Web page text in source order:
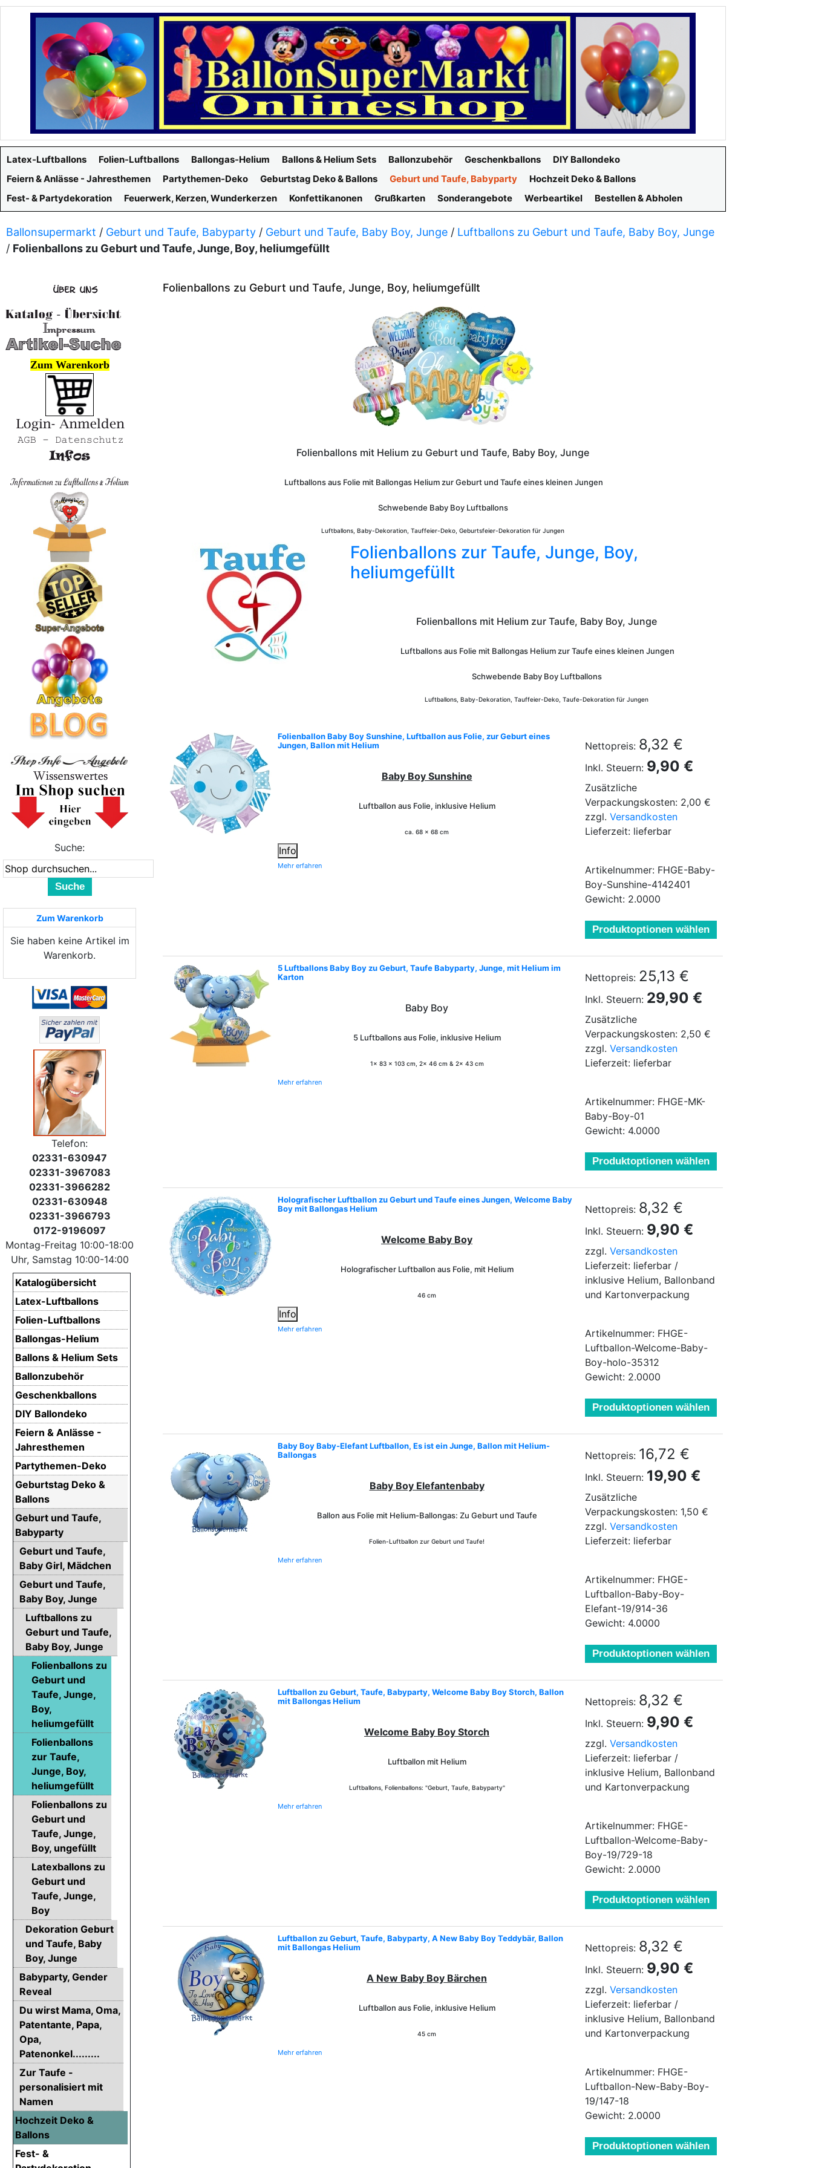
Latex-Luftballons Folien-Luftballons Ballongas-Helium Ballons & Helium Sets Ballonzubehör Geschenkballons
DIY Ballondeko
Feiern & Anlässe - Jahresthemen
Partythemen-Deko Geburtstag Deko & Ballons Geburt und Taufe, Babyparty
Hochzeit Deko & Ballons
Fest- & Partydekoration
Feuerwerk, Kerzen, Wunderkerzen Konfettikanonen Grußkarten Sonderangebote Werbeartikel Bestellen & Abholen
Ballonsupermarkt / Geburt und Taufe, Babyparty / Geburt und Taufe, Baby Boy, Junge / Luftballons zu Geburt und Taufe, Baby Boy, Junge
/ Folienballons zu Geburt und Taufe, Junge, Boy, heliumgefüllt
Folienballons zu Geburt und Taufe, Junge, Boy, heliumgefüllt
Folienballons mit Helium zu Geburt und Taufe, Baby Boy, Junge
Luftballons aus Folie mit Ballongas Helium zur Geburt und Taufe eines kleinen Jungen
Schwebende Baby Boy Luftballons
Luftballons, Baby-Dekoration, Tauffeier-Deko, Geburtsfeier-Dekoration für Jungen
Folienballons zur Taufe, Junge, Boy,
heliumgefüllt
Folienballons mit Helium zur Taufe, Baby Boy, Junge
Luftballons aus Folie mit Ballongas Helium zur Taufe eines kleinen Jungen
Schwebende Baby Boy Luftballons
Luftballons, Baby-Dekoration, Tauffeier-Deko, Taufe-Dekoration für Jungen
Folienballon Baby Boy Sunshine, Luftballon aus Folie, zur Geburt eines
Jungen, Ballon mit Helium
Baby Boy Sunshine
Luftballon aus Folie, inklusive Helium
ca. 68 x 68 cm
Info
Mehr erfahren
Nettopreis: 8,32 €
Inkl. Steuern: 9,90 €
Zusätzliche
Verpackungskosten: 2,00 €
zzgl. Versandkosten
Lieferzeit: lieferbar
Artikelnummer: FHGE-Baby-
Boy-Sunshine-4142401
Gewicht: 2.0000
Produktoptionen wählen
5 Luftballons Baby Boy zu Geburt, Taufe Babyparty, Junge, mit Helium im
Karton
Baby Boy
5 Luftballons aus Folie, inklusive Helium
1x 83 x 103 cm, 2x 46 cm & 2x 43 cm
Mehr erfahren
Nettopreis: 25,13 €
Inkl. Steuern: 29,90 €
Zusätzliche
Verpackungskosten: 2,50 €
zzgl. Versandkosten
Lieferzeit: lieferbar
Artikelnummer: FHGE-MK-
Baby-Boy-01
Gewicht: 4.0000
Produktoptionen wählen
Holografischer Luftballon zu Geburt und Taufe eines Jungen, Welcome Baby
Boy mit Ballongas Helium
Welcome Baby Boy
Holografischer Luftballon aus Folie, mit Helium
46 cm
Info
Mehr erfahren
Nettopreis: 8,32 €
Inkl. Steuern: 9,90 €
zzgl. Versandkosten
Lieferzeit: lieferbar /
inklusive Helium, Ballonband
und Kartonverpackung
Artikelnummer: FHGE-
Luftballon-Welcome-Baby-
Boy-holo-35312
Gewicht: 2.0000
Produktoptionen wählen
Baby Boy Baby-Elefant Luftballon, Es ist ein Junge, Ballon mit Helium-
Ballongas
Baby Boy Elefantenbaby
Ballon aus Folie mit Helium-Ballongas: Zu Geburt und Taufe
Folien-Luftballon zur Geburt und Taufe!
Mehr erfahren
Nettopreis: 16,72 €
Inkl. Steuern: 19,90 €
Zusätzliche
Verpackungskosten: 1,50 €
zzgl. Versandkosten
Lieferzeit: lieferbar
Artikelnummer: FHGE-
Luftballon-Baby-Boy-
Elefant-19/914-36
Gewicht: 4.0000
Produktoptionen wählen
Luftballon zu Geburt, Taufe, Babyparty, Welcome Baby Boy Storch, Ballon
mit Ballongas Helium
Welcome Baby Boy Storch
Luftballon mit Helium
Luftballons, Folienballons: "Geburt, Taufe, Babyparty"
Mehr erfahren
Nettopreis: 8,32 €
Inkl. Steuern: 9,90 €
zzgl. Versandkosten
Lieferzeit: lieferbar /
inklusive Helium, Ballonband
und Kartonverpackung
Artikelnummer: FHGE-
Luftballon-Welcome-Baby-
Boy-19/729-18
Gewicht: 2.0000
Produktoptionen wählen
Luftballon zu Geburt, Taufe, Babyparty, A New Baby Boy Teddybär, Ballon
mit Ballongas Helium
A New Baby Boy Bärchen
Luftballon aus Folie, inklusive Helium
45 cm
Mehr erfahren
Nettopreis: 8,32 €
Inkl. Steuern: 9,90 €
zzgl. Versandkosten
Lieferzeit: lieferbar /
inklusive Helium, Ballonband
und Kartonverpackung
Artikelnummer: FHGE-
Luftballon-New-Baby-Boy-
19/147-18
Gewicht: 2.0000
Produktoptionen wählen
Zum Warenkorb
Suche:
Suche
Zum Warenkorb
Sie haben keine Artikel im
Warenkorb.
Telefon:
02331-630947
02331-3967083
02331-3966282
02331-630948
02331-3966793
0172-9196097
Montag-Freitag 10:00-18:00
Uhr, Samstag 10:00-14:00
Katalogübersicht
Latex-Luftballons
Folien-Luftballons
Ballongas-Helium
Ballons & Helium Sets
Ballonzubehör
Geschenkballons
DIY Ballondeko
Feiern & Anlässe -
Jahresthemen
Partythemen-Deko
Geburtstag Deko &
Ballons
Geburt und Taufe,
Babyparty
Geburt und Taufe,
Baby Girl, Mädchen
Geburt und Taufe,
Baby Boy, Junge
Luftballons zu
Geburt und Taufe,
Baby Boy, Junge
Folienballons zu
Geburt und
Taufe, Junge,
Boy,
heliumgefüllt
Folienballons
zur Taufe,
Junge, Boy,
heliumgefüllt
Folienballons zu
Geburt und
Taufe, Junge,
Boy, ungefüllt
Latexballons zu
Geburt und
Taufe, Junge,
Boy
Dekoration Geburt
und Taufe, Baby
Boy, Junge
Babyparty, Gender
Reveal
Du wirst Mama, Oma,
Patentante, Papa,
Opa,
Patenonkel.........
Zur Taufe -
personalisiert mit
Namen
Hochzeit Deko &
Ballons
Fest- &